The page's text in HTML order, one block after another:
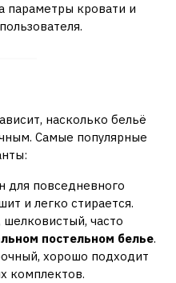
параметры кровати и
насколько бельё
Самые популярные
для повседневного
и легко стирается.
часто
постельном белье.
хорошо подходит
комплектов.